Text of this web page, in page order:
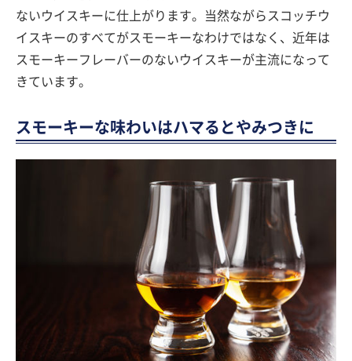
ないウイスキーに仕上がります。当然ながらスコッチウ
イスキーのすべてがスモーキーなわけではなく、近年は
スモーキーフレーバーのないウイスキーが主流になって
きています。
スモーキーな味わいはハマるとやみつきに